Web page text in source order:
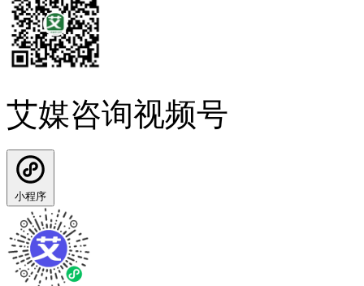
艾媒咨询视频号
小程序